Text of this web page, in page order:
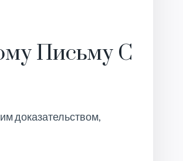
Письму С
доказательством,